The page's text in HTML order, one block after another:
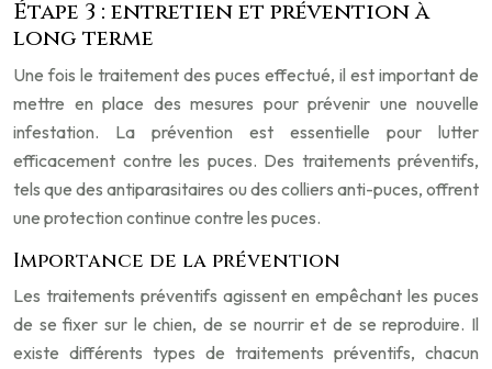
Étape 3 : entretien et prévention à
long terme
Une fois le traitement des puces effectué, il est important de
mettre en place des mesures pour prévenir une nouvelle
infestation. La prévention est essentielle pour lutter
efficacement contre les puces. Des traitements préventifs,
tels que des antiparasitaires ou des colliers anti-puces, offrent
une protection continue contre les puces.
Importance de la prévention
Les traitements préventifs agissent en empêchant les puces
de se fixer sur le chien, de se nourrir et de se reproduire. Il
existe différents types de traitements préventifs, chacun